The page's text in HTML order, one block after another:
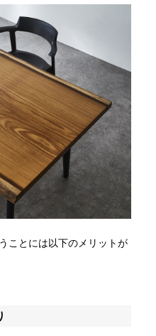
ことには以下のメリットが